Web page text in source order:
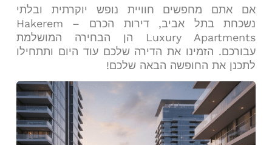
אם אתם מחפשים חוויית נופש יוקרתית ובלתי
נשכחת בתל אביב, דירות הכרם – Hakerem
Luxury Apartments הן הבחירה המושלמת
עבורכם. הזמינו את הדירה שלכם עוד היום ותתחילו
לתכנן את החופשה הבאה שלכם!